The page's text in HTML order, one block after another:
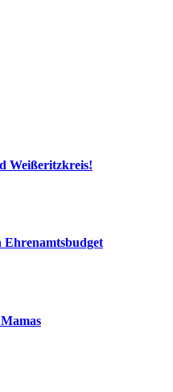
Weißeritzkreis!
Ehrenamtsbudget